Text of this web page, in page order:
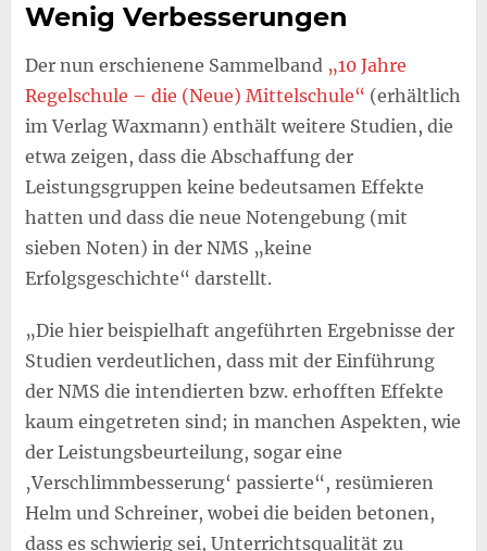
Wenig Verbesserungen
Der nun erschienene Sammelband „10 Jahre
Regelschule – die (Neue) Mittelschule“ (erhältlich
im Verlag Waxmann) enthält weitere Studien, die
etwa zeigen, dass die Abschaffung der
Leistungsgruppen keine bedeutsamen Effekte
hatten und dass die neue Notengebung (mit
sieben Noten) in der NMS „keine
Erfolgsgeschichte“ darstellt.
„Die hier beispielhaft angeführten Ergebnisse der
Studien verdeutlichen, dass mit der Einführung
der NMS die intendierten bzw. erhofften Effekte
kaum eingetreten sind; in manchen Aspekten, wie
der Leistungsbeurteilung, sogar eine
‚Verschlimmbesserung‘ passierte“, resümieren
Helm und Schreiner, wobei die beiden betonen,
dass es schwierig sei, Unterrichtsqualität zu